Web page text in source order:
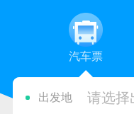
汽车票
出发地 请选择